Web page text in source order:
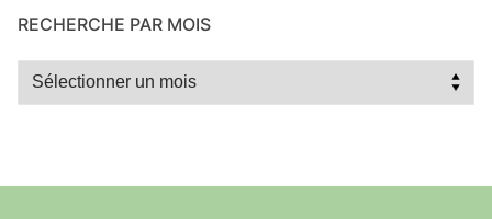
RECHERCHE PAR MOIS
Recherche